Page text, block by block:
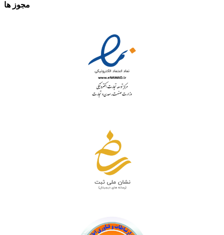
مجوز ها